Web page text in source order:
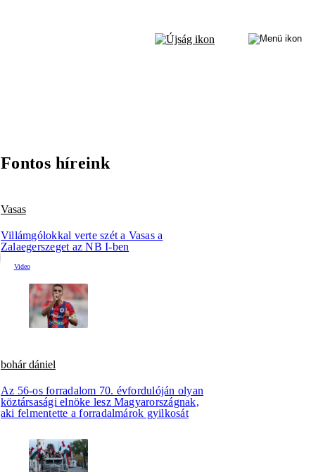
Fontos híreink
Vasas
Villámgólokkal verte szét a Vasas a
Zalaegerszeget az NB I-ben
bohár dániel
Az 56-os forradalom 70. évfordulóján olyan
köztársasági elnöke lesz Magyarországnak,
aki felmentette a forradalmárok gyilkosát